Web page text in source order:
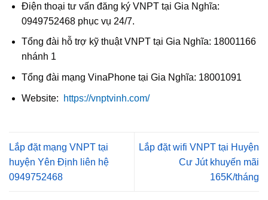
Điện thoại tư vấn đăng ký VNPT tại Gia Nghĩa:
0949752468 phục vụ 24/7.
Tổng đài hỗ trợ kỹ thuật VNPT tại Gia Nghĩa: 18001166
nhánh 1
Tổng đài mạng VinaPhone tại Gia Nghĩa: 18001091
Website: https://vnptvinh.com/
Lắp đặt mạng VNPT tại
huyện Yên Định liên hệ
0949752468
Lắp đặt wifi VNPT tại Huyện
Cư Jút khuyến mãi
165K/tháng